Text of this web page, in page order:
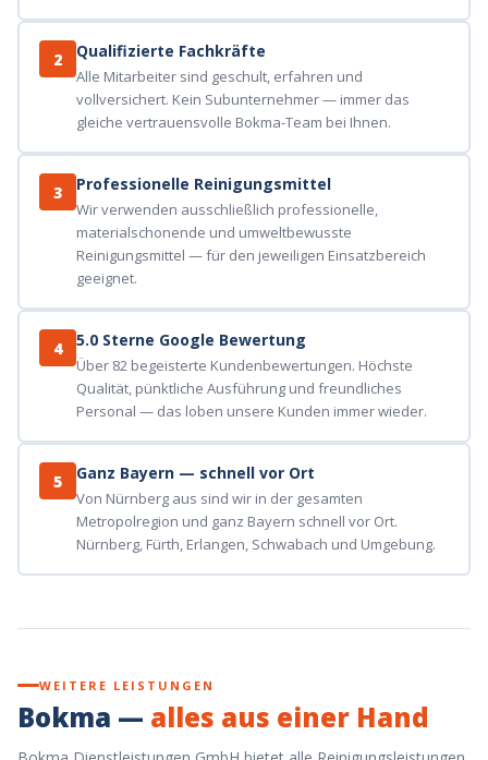
2 Qualifizierte Fachkräfte
Alle Mitarbeiter sind geschult, erfahren und
vollversichert. Kein Subunternehmer — immer das
gleiche vertrauensvolle Bokma-Team bei Ihnen.
3 Professionelle Reinigungsmittel
Wir verwenden ausschließlich professionelle,
materialschonende und umweltbewusste
Reinigungsmittel — für den jeweiligen Einsatzbereich
geeignet.
4 5.0 Sterne Google Bewertung
Über 82 begeisterte Kundenbewertungen. Höchste
Qualität, pünktliche Ausführung und freundliches
Personal — das loben unsere Kunden immer wieder.
5 Ganz Bayern — schnell vor Ort
Von Nürnberg aus sind wir in der gesamten
Metropolregion und ganz Bayern schnell vor Ort.
Nürnberg, Fürth, Erlangen, Schwabach und Umgebung.
WEITERE LEISTUNGEN
Bokma — alles aus einer Hand